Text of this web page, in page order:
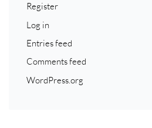
Register
Log in
Entries feed
Comments feed
WordPress.org